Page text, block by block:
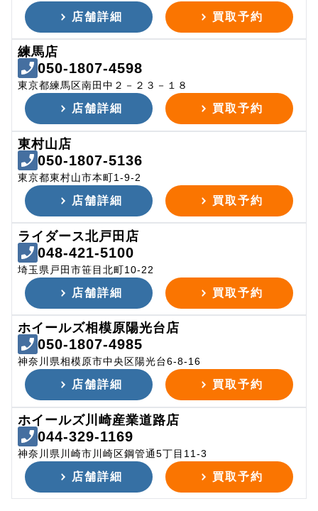
店舗詳細 買取予約
練馬店
050-1807-4598
東京都練馬区南田中２－２３－１８
店舗詳細 買取予約
東村山店
050-1807-5136
東京都東村山市本町1-9-2
店舗詳細 買取予約
ライダース北戸田店
048-421-5100
埼玉県戸田市笹目北町10-22
店舗詳細 買取予約
ホイールズ相模原陽光台店
050-1807-4985
神奈川県相模原市中央区陽光台6-8-16
店舗詳細 買取予約
ホイールズ川崎産業道路店
044-329-1169
神奈川県川崎市川崎区鋼管通5丁目11-3
店舗詳細 買取予約